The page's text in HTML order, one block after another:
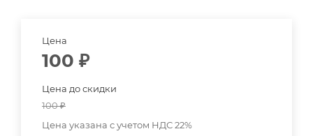
Цена
100 ₽
Цена до скидки
100₽
Цена указана с учетом НДС 22%